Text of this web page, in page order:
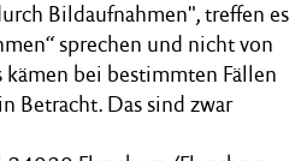
Bildaufnahmen", treffen es
sprechen und nicht von
bei bestimmten Fällen
Betracht. Das sind zwar